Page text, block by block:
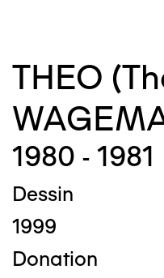
THEO
1980 - 1981
Dessin
1999
Donation